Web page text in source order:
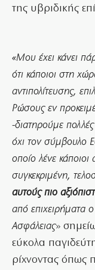
της υβριδικής
«Μου έχει κάνει
ότι κάποιοι στη
αντιπολίτευσης,
Ρώσους εν
-διατηρούμε
όχι τον σύμβουλο
οποίο λένε
συγκεκριμένη,
αυτούς πιο
από επιχειρήματα
Ασφάλειας»
εύκολα
ρίχνοντας όπως